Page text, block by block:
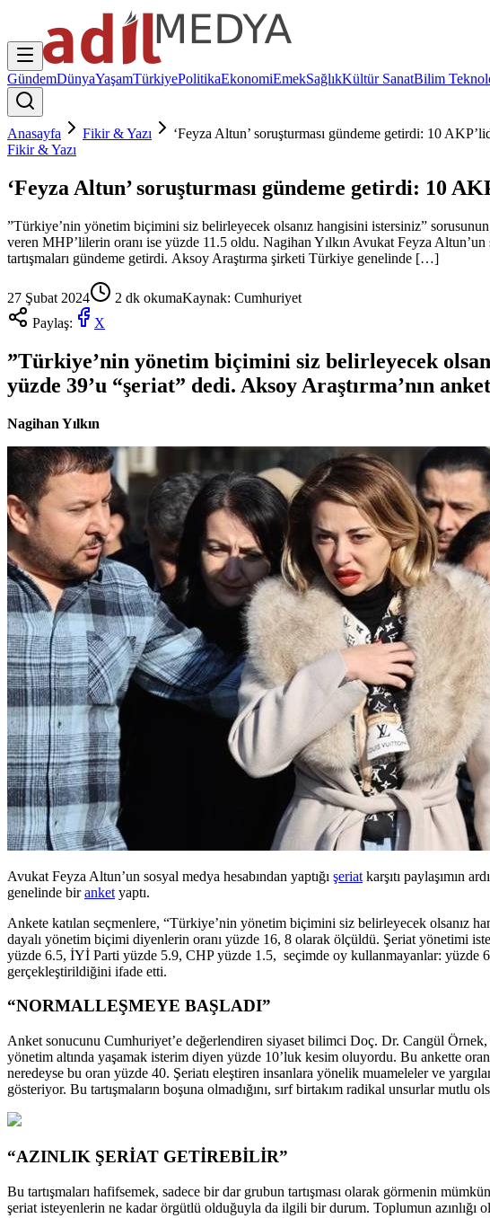
GündemDünyaYaşamTürkiyePolitikaEkonomiEmekSağlıkKültür SanatBilim
Anasayfa Fikir & Yazı
‘Feyza Altun’ soruşturması gündeme getirdi: 10
Fikir & Yazı
‘Feyza Altun’ soruşturması gündeme getirdi: 10
”Türkiye’nin yönetim biçimini siz belirleyecek olsanız hangisini istersiniz”
veren MHP’lilerin oranı ise yüzde 11.5 oldu. Nagihan Yılkın Avukat Feyza Altun’un
tartışmaları gündeme getirdi. Aksoy Araştırma şirketi Türkiye genelinde […]
27 Şubat 2024 2 dk okumaKaynak: Cumhuriyet
Paylaş:
X
”Türkiye’nin yönetim biçimini siz belirleyecek
yüzde 39’u “şeriat” dedi. Aksoy Araştırma’nın
Nagihan Yılkın
Avukat Feyza Altun’un sosyal medya hesabından yaptığı şeriat karşıtı paylaşımın
genelinde biranket yaptı.
Ankete katılan seçmenlere, “Türkiye’nin yönetim biçimini siz belirleyecek olsanız
dayalı yönetim biçimi diyenlerin oranı yüzde 16, 8 olarak ölçüldü. Şeriat yönetimi
yüzde 6.5, İYİ Parti yüzde 5.9, CHP yüzde 1.5, seçimde oy kullanmayanlar: yüzde
gerçekleştirildiğini ifade etti.
“NORMALLEŞMEYE BAŞLADI”
Anket sonucunu Cumhuriyet’e değerlendiren siyaset bilimci Doç. Dr. Cangül
yönetim altında yaşamak isterim diyen yüzde 10’luk kesim oluyordu. Bu ankette
neredeyse bu oran yüzde 40. Şeriatı eleştiren insanlara yönelik muameleler ve
gösteriyor. Bu tartışmaların boşuna olmadığını, sırf birtakım radikal unsurlar mutlu
“AZINLIK ŞERİAT GETİREBİLİR”
Bu tartışmaları hafifsemek, sadece bir dar grubun tartışması olarak görmenin
şeriat isteyenlerin ne kadar örgütlü olduğuyla da ilgili bir durum. Toplumun